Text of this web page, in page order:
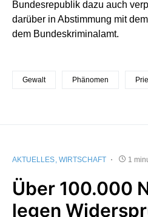
Bundesrepublik dazu auch
darüber in Abstimmung mit
dem Bundeskriminalamt.
Gewalt Phänomen
AKTUELLES WIRTSCHAFT 1
Über 100.000
legen